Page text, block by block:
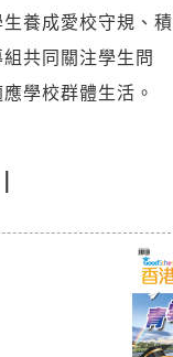
養成愛校守規、積
共同關注學生問
學校群體生活。
|